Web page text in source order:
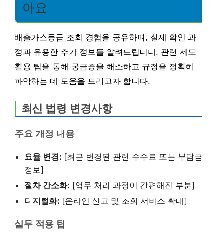
아요
배출가스등급 조회 경험을 공유하며, 실제 확인 과
정과 유용한 추가 정보를 알려드립니다. 관련 제도
활용 팁을 통해 궁금증을 해소하고 규정을 정확히
파악하는 데 도움을 드리고자 합니다.
최신 법령 변경사항
주요 개정 내용
요율 변경: [최근 변경된 관련 수수료 또는 부담금
정보]
절차 간소화: [업무 처리 과정이 간편해진 부분]
디지털화: [온라인 신고 및 조회 서비스 확대]
실무 적용 팁